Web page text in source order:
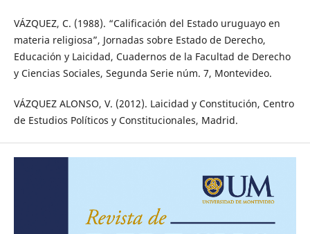
VÁZQUEZ, C. (1988). “Calificación del Estado uruguayo en
materia religiosa”, Jornadas sobre Estado de Derecho,
Educación y Laicidad, Cuadernos de la Facultad de Derecho
y Ciencias Sociales, Segunda Serie núm. 7, Montevideo.
VÁZQUEZ ALONSO, V. (2012). Laicidad y Constitución, Centro
de Estudios Políticos y Constitucionales, Madrid.